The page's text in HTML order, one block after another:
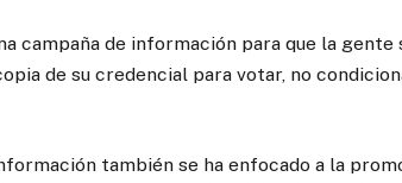
campaña de información para que la
de su credencial para votar, no
también se ha enfocado a la